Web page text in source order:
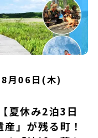
者決定についてお申込みい
日から1週間を目途に、お申
ス宛に「当選／落選メー
ルに記載された「当選確
確認フォームの提出をも
消しとさせていただきま
げ当選者へご連絡させて
をご希望の場合は下記の
願いします。※受信制限設
いただけません。その場
信できるよう設定をお願
合せにはお答えしており
みについてお申込はお一
用のうち、以下の内容が
ログラム内のアクティビテ
は参加者のご負担となりま
や自由時間の個人飲食費
（お申し込み多数の場合は
多数の場合は、締め切り
日(木)12：00 から 6月4日
変える！「おためし地域留
容を詳しく知りたい方
でのオンライン配信
せて、以下の2つのステッ
ンライン説明会（アーカイ
地域留学」を知りたい方
のことを深く知る・もの
に体験する -ものづくり
りをともす「みんなで
（AM）「3日間の振り返り
13:00頃 解散（出水駅）
ムを変更する場合がござ
方には7月7日(火) 18:30-
をご案内する予定です。必
】出水駅 8月3日(月)
5日(水) 12:00 解散【対
中※1室に複数名(同性)で宿
旅行代金に含まれる費用
宿泊費（2泊分）・プログ
の食事代*以下の費用は参
元以外の暮らしや文化が気
な中学生のみなさんにおす
全国約200の高校と連携し
とができる「地域みらい
。はじめてでも安心！現地
します。今回のフィールド
岩手県八幡平市（はちま
境にある自然豊かな町で
を超える山岳地帯や高原
き、新緑、山菜の春、花
ごとに美しい景色を見る
八幡平（とわだはちまん
、「安比高原（あっぴこ
キーリゾートとして有名
月06日(木)
夏休み2泊3日
」が残る町！